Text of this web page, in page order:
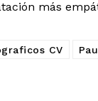
más
CV